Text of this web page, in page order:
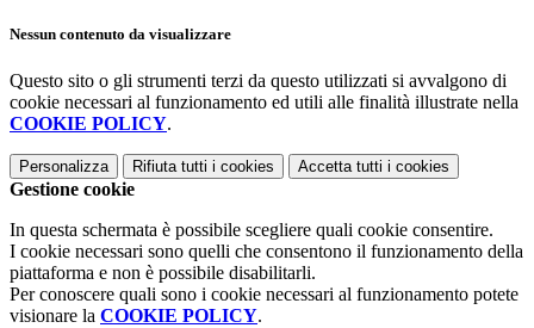
Nessun contenuto da visualizzare
Questo sito o gli strumenti terzi da questo utilizzati si avvalgono di
cookie necessari al funzionamento ed utili alle finalità illustrate nella
COOKIE POLICY.
Personalizza Rifiuta tutti i cookies Accetta tutti i cookies
Gestione cookie
In questa schermata è possibile scegliere quali cookie consentire.
I cookie necessari sono quelli che consentono il funzionamento della
piattaforma e non è possibile disabilitarli.
Per conoscere quali sono i cookie necessari al funzionamento potete
visionare la COOKIE POLICY.